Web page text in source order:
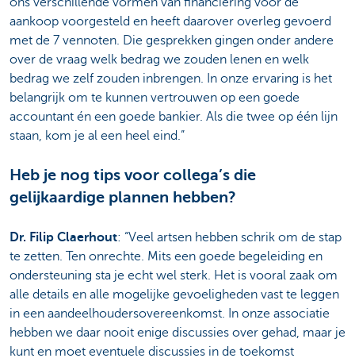
aankoop voorgesteld en heeft daarover overleg gevoerd
met de 7 vennoten. Die gesprekken gingen onder andere
over de vraag welk bedrag we zouden lenen en welk
bedrag we zelf zouden inbrengen. In onze ervaring is het
belangrijk om te kunnen vertrouwen op een goede
accountant én een goede bankier. Als die twee op één lijn
staan, kom je al een heel eind.”
Heb je nog tips voor collega’s die
gelijkaardige plannen hebben?
Dr. Filip Claerhout: “Veel artsen hebben schrik om de stap
te zetten. Ten onrechte. Mits een goede begeleiding en
ondersteuning sta je echt wel sterk. Het is vooral zaak om
alle details en alle mogelijke gevoeligheden vast te leggen
in een aandeelhoudersovereenkomst. In onze associatie
hebben we daar nooit enige discussies over gehad, maar je
kunt en moet eventuele discussies in de toekomst